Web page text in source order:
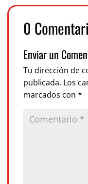
0
Enviar un
Tu dirección de
publicada. Los
marcados con *